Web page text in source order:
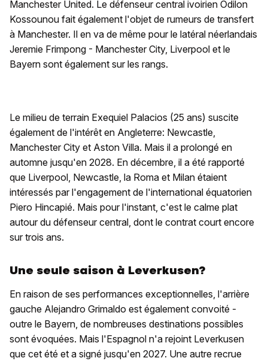
Manchester United. Le défenseur central ivoirien Odilon
Kossounou fait également l'objet de rumeurs de transfert
à Manchester. Il en va de même pour le latéral néerlandais
Jeremie Frimpong - Manchester City, Liverpool et le
Bayern sont également sur les rangs.
Le milieu de terrain Exequiel Palacios (25 ans) suscite
également de l'intérêt en Angleterre: Newcastle,
Manchester City et Aston Villa. Mais il a prolongé en
automne jusqu'en 2028. En décembre, il a été rapporté
que Liverpool, Newcastle, la Roma et Milan étaient
intéressés par l'engagement de l'international équatorien
Piero Hincapié. Mais pour l'instant, c'est le calme plat
autour du défenseur central, dont le contrat court encore
sur trois ans.
Une seule saison à Leverkusen?
En raison de ses performances exceptionnelles, l'arrière
gauche Alejandro Grimaldo est également convoité -
outre le Bayern, de nombreuses destinations possibles
sont évoquées. Mais l'Espagnol n'a rejoint Leverkusen
que cet été et a signé jusqu'en 2027. Une autre recrue